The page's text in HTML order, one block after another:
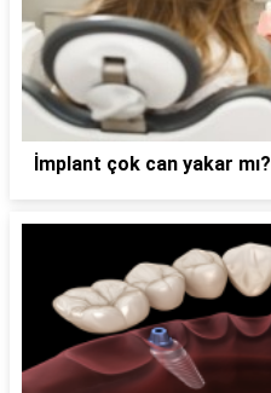
İmplant çok can yakar mı?